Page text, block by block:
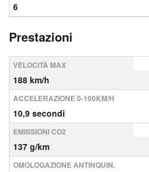
6
Prestazioni
VELOCITÀ MAX
188 km/h
ACCELERAZIONE 0-100KM/H
10,9 secondi
EMISSIONI CO2
137 g/km
OMOLOGAZIONE ANTINQUIN.